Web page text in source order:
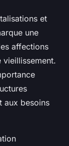
et
une
affections
aux besoins